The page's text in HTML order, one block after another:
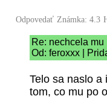
Odpovedať Známka: 4.3
Re: nechcela
Od: feroxxx |
Telo sa naslo a
tom, co mu po